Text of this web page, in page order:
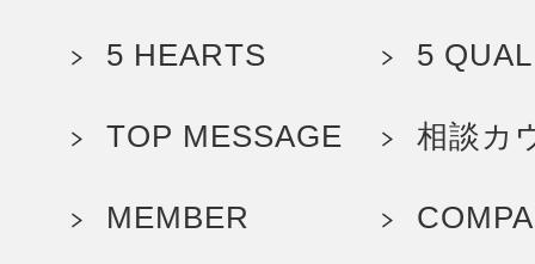
5 HEARTS 5
TOP MESSAGE 相談カ
MEMBER